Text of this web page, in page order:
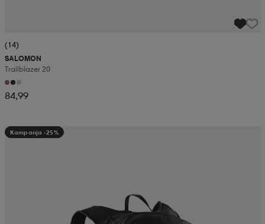
(14)
SALOMON
Trailblazer 20
84,99
Kampanja -25%